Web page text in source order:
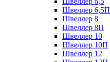
Швеллер 6,5П
Швеллер 8
Швеллер 8П
Швеллер 10
Швеллер 10П
Швеллер 12